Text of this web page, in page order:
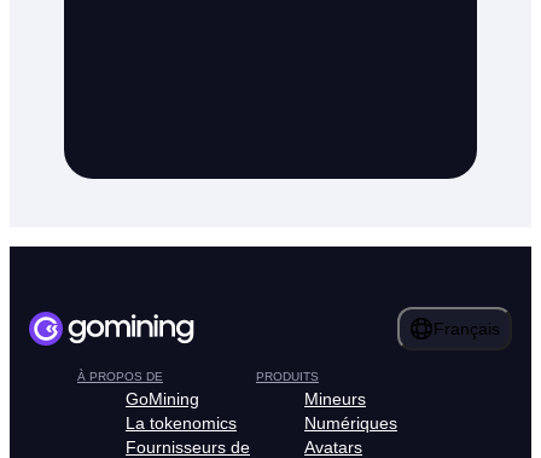
Français
À PROPOS DE
GoMining
La tokenomics
Fournisseurs de
PRODUITS
Mineurs
Numériques
Avatars